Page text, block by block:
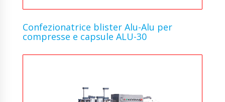
Confezionatrice blister Alu-Alu per
compresse e capsule ALU-30